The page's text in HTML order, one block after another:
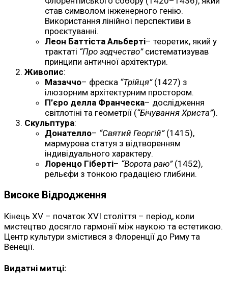
став символом інженерного генію.
Використання лінійної перспективи в
проєктуванні.
Леон Баттіста Альберті– теоретик, який у
трактаті “Про зодчество”систематизував
принципи античної архітектури.
Живопис:
Мазаччо– фреска “Трійця”(1427) з
ілюзорним архітектурним простором.
П’єро делла Франческа– дослідження
світлотіні та геометрії (“Бічування Христа”).
Скульптура:
Донателло– “Святий Георгій”(1415),
мармурова статуя з відтворенням
індивідуального характеру.
Лоренцо Гіберті– “Ворота раю”(1452),
рельєфи з тонкою градацією глибини.
Високе Відродження
Кінець XV – початок XVI століття – період, коли
мистецтво досягло гармонії між наукою та естетикою.
Центр культури змістився з Флоренції до Риму та
Венеції.
Видатні митці: